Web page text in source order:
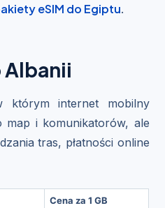
eSIM do Egiptu.
Albanii
którym internet mobilny
map i komunikatorów, ale
tras, płatności online
Cena za 1 GB